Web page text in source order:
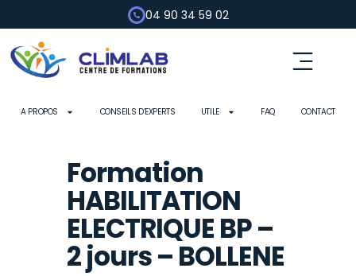
04 90 34 59 02
A PROPOS CONSEILS D’EXPERTS UTILE FAQ CONTACT
Formation
HABILITATION
ELECTRIQUE BP –
2 jours – BOLLENE